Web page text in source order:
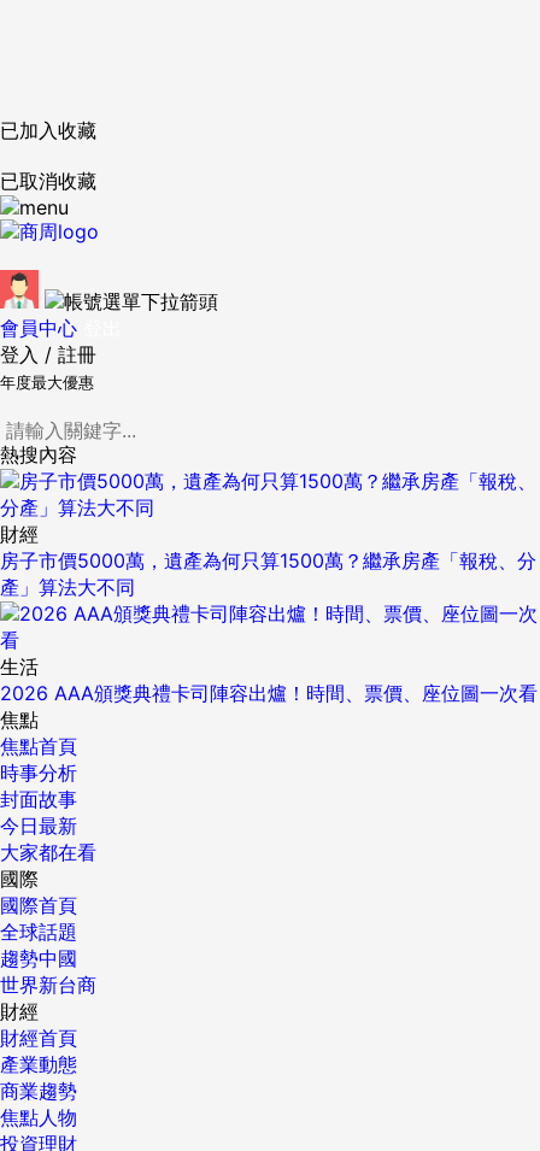
已加入收藏
已取消收藏
會員中心
登入 / 註冊
年度最大優惠
熱搜內容
財經
房子市價5000萬，遺產為何只算1500萬？繼承房產「報稅、分
產」算法大不同
生活
2026 AAA頒獎典禮卡司陣容出爐！時間、票價、座位圖一次看
焦點
焦點首頁
時事分析
封面故事
今日最新
大家都在看
國際
國際首頁
全球話題
趨勢中國
世界新台商
財經
財經首頁
產業動態
商業趨勢
焦點人物
投資理財